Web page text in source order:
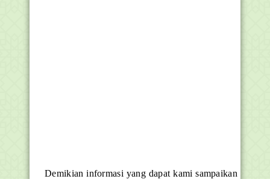
Demikian informasi yang dapat kami sampaikan